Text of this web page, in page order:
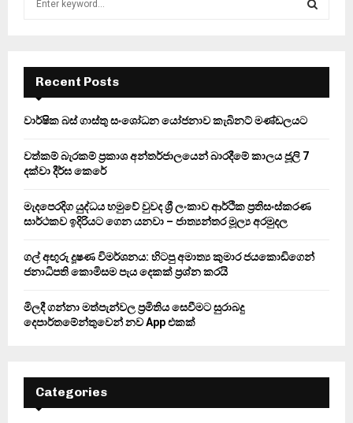
f
r
E
A
Recent Posts
වාර්ෂික බස් ගාස්තු සංශෝධන යෝජනාව කැබිනට් මණ්ඩලයට
වත්කම් බැරකම් ප්‍රකාශ අන්තර්ජාලයෙන් බාරදීමේ කාලය ජූලි 7
දක්වා දීර්ඝ කෙරේ
මැදපෙරදිග යුද්ධය හමුවේ වුවද ශ්‍රී ලංකාව ආර්ථික ප්‍රතිසංස්කරණ
සාර්ථකව ඉදිරියට ගෙන යනවා – ජාත්‍යන්තර මූල්‍ය අරමුදල
ගල් අඟුරු දූෂණ විමර්ශනය: හිටපු අමාත්‍ය කුමාර ජයකොඩිගෙන්
ජනාධිපති කොමිසම පැය දෙකක් ප්‍රශ්න කරයි
මිලදී ගන්නා මත්පැන්වල ප්‍රමිතිය සෙවීමට සුරාබදු
දෙපාර්තමේන්තුවෙන් නව App එකක්
Categories